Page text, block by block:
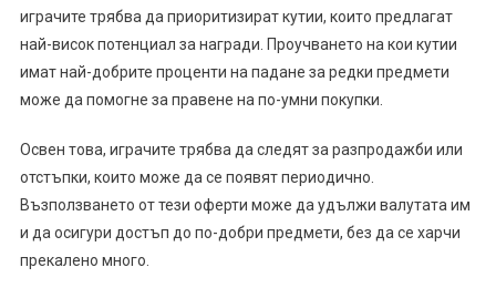
играчите трябва да приоритизират кутии, които предлагат
най-висок потенциал за награди. Проучването на кои кутии
имат най-добрите проценти на падане за редки предмети
може да помогне за правене на по-умни покупки.
Освен това, играчите трябва да следят за разпродажби или
отстъпки, които може да се появят периодично.
Възползването от тези оферти може да удължи валутата им
и да осигури достъп до по-добри предмети, без да се харчи
прекалено много.